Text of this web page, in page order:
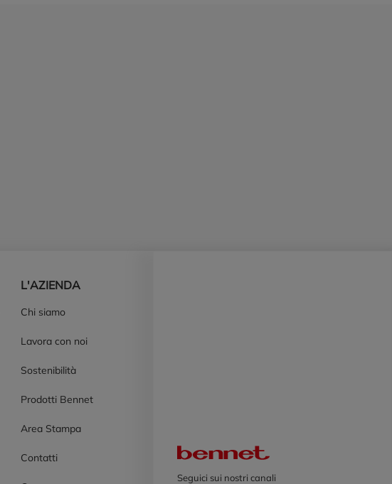
L'AZIENDA
Chi siamo
Lavora con noi
Sostenibilità
Prodotti Bennet
Area Stampa
Contatti
Seguici sui nostri canali